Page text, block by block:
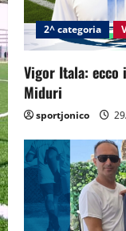
t
i
o
n
2^ categoria
Vigor Itala: ecco
Miduri
sportjonico